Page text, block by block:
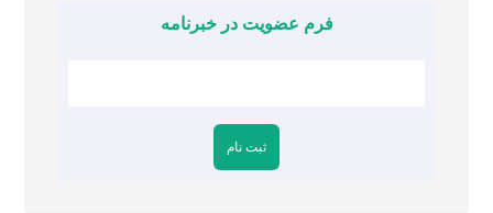
فرم عضویت در خبرنامه